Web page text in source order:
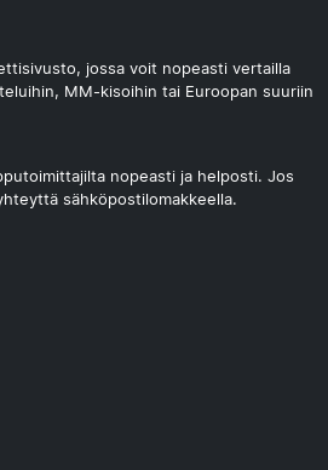
jossa voit nopeasti vertailla
MM-kisoihin tai Euroopan suuriin
nopeasti ja helposti. Jos
sähköpostilomakkeella.